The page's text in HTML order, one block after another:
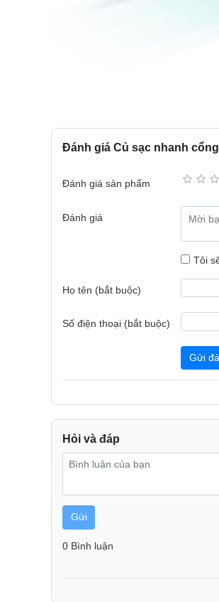
Đánh giá Củ sạc nhanh
Đánh giá sản phẩm
Đánh giá
Tôi
Họ tên (bắt buộc)
Số điện thoại (bắt buộc)
Gửi
Hỏi và đáp
Gửi
0 Bình luận